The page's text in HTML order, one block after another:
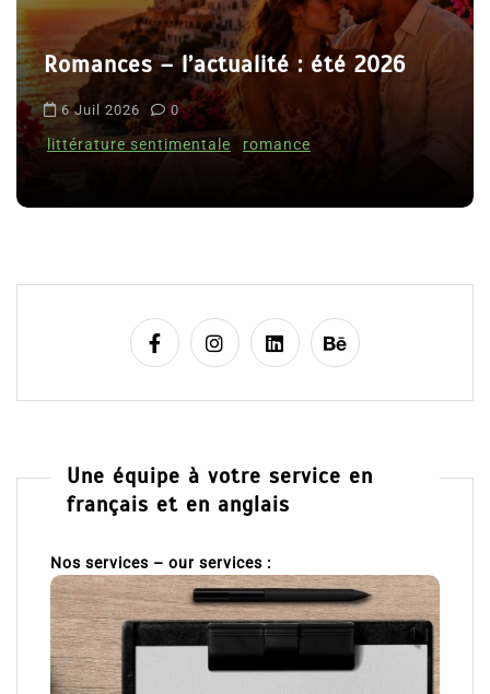
r
t
i
c
e
: été 2026
romance
Clara Delcourt
Une équipe à votre service en
français et en anglais
Nos services – our services :